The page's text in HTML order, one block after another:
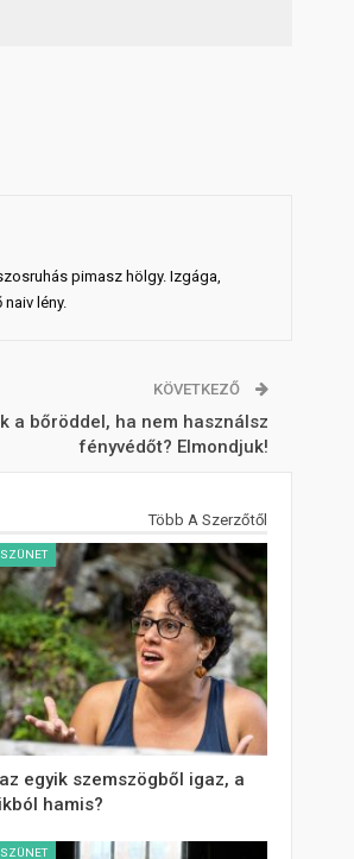
pimasz hölgy. Izgága,
lény.
KÖVETKEZŐ
a bőröddel, ha nem használsz
fényvédőt? Elmondjuk!
Több A Szerzőtől
egyik szemszögből igaz, a
hamis?